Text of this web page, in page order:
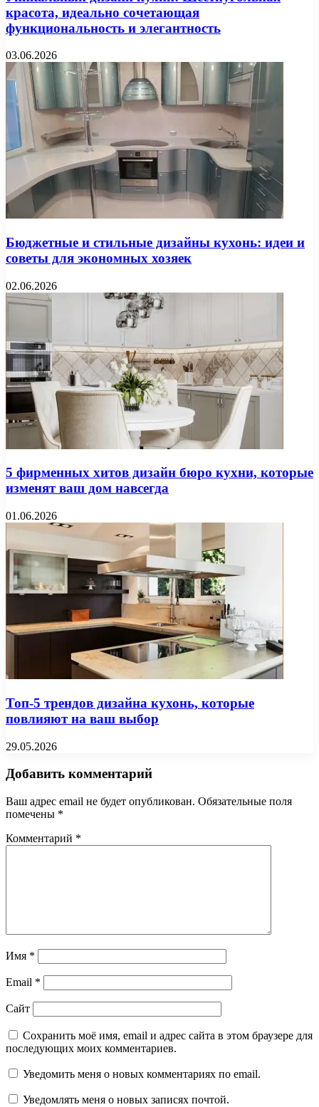
красота, идеально сочетающая
функциональность и элегантность
03.06.2026
Бюджетные и стильные дизайны кухонь: идеи и
советы для экономных хозяек
02.06.2026
5 фирменных хитов дизайн бюро кухни, которые
изменят ваш дом навсегда
01.06.2026
Топ-5 трендов дизайна кухонь, которые
повлияют на ваш выбор
29.05.2026
Добавить комментарий
Ваш адрес email не будет опубликован. Обязательные поля
помечены *
Комментарий *
Имя *
Email *
Сайт
Сохранить моё имя, email и адрес сайта в этом браузере для
последующих моих комментариев.
Уведомить меня о новых комментариях по email.
Уведомлять меня о новых записях почтой.